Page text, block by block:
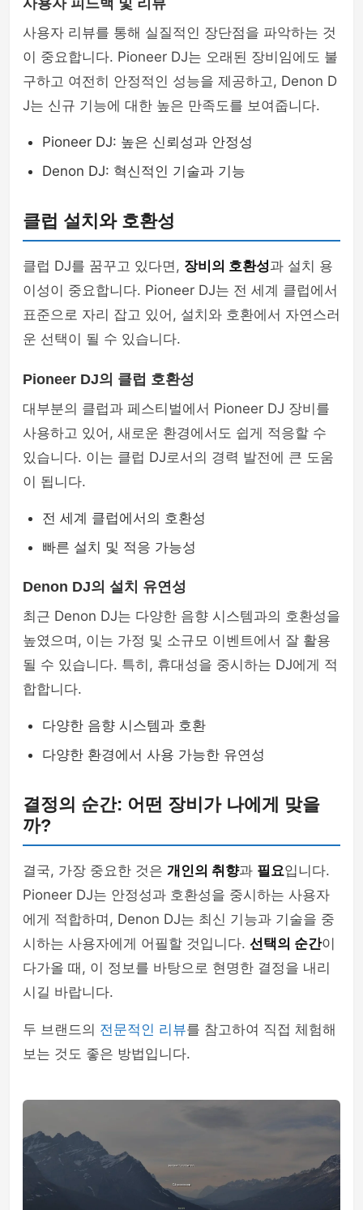
사용자 피드백 및 리뷰
사용자 리뷰를 통해 실질적인 장단점을 파악하는 것
이 중요합니다. Pioneer DJ는 오래된 장비임에도 불
구하고 여전히 안정적인 성능을 제공하고, Denon D
J는 신규 기능에 대한 높은 만족도를 보여줍니다.
Pioneer DJ: 높은 신뢰성과 안정성
Denon DJ: 혁신적인 기술과 기능
클럽 설치와 호환성
클럽 DJ를 꿈꾸고 있다면, 장비의 호환성과 설치 용
이성이 중요합니다. Pioneer DJ는 전 세계 클럽에서
표준으로 자리 잡고 있어, 설치와 호환에서 자연스러
운 선택이 될 수 있습니다.
Pioneer DJ의 클럽 호환성
대부분의 클럽과 페스티벌에서 Pioneer DJ 장비를
사용하고 있어, 새로운 환경에서도 쉽게 적응할 수
있습니다. 이는 클럽 DJ로서의 경력 발전에 큰 도움
이 됩니다.
전 세계 클럽에서의 호환성
빠른 설치 및 적응 가능성
Denon DJ의 설치 유연성
최근 Denon DJ는 다양한 음향 시스템과의 호환성을
높였으며, 이는 가정 및 소규모 이벤트에서 잘 활용
될 수 있습니다. 특히, 휴대성을 중시하는 DJ에게 적
합합니다.
다양한 음향 시스템과 호환
다양한 환경에서 사용 가능한 유연성
결정의 순간: 어떤 장비가 나에게 맞을
까?
결국, 가장 중요한 것은 개인의 취향과 필요입니다.
Pioneer DJ는 안정성과 호환성을 중시하는 사용자
에게 적합하며, Denon DJ는 최신 기능과 기술을 중
시하는 사용자에게 어필할 것입니다. 선택의 순간이
다가올 때, 이 정보를 바탕으로 현명한 결정을 내리
시길 바랍니다.
두 브랜드의 전문적인 리뷰를 참고하여 직접 체험해
보는 것도 좋은 방법입니다.